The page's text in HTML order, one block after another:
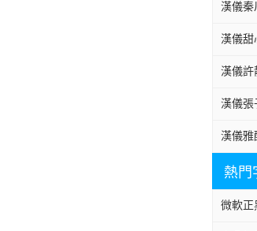
漢儀秦
漢儀甜
漢儀許
漢儀張
漢儀雅
熱門
微軟正